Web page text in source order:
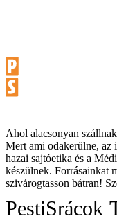
Ahol alacsonyan
Mert ami odakerülne, az
hazai sajtóetika és a
készülnek. Forrásainkat
szivárogtasson bátran!
PestiSrácok